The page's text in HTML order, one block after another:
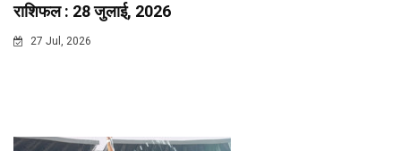
राशिफल : 28 जुलाई, 2026
27 Jul, 2026